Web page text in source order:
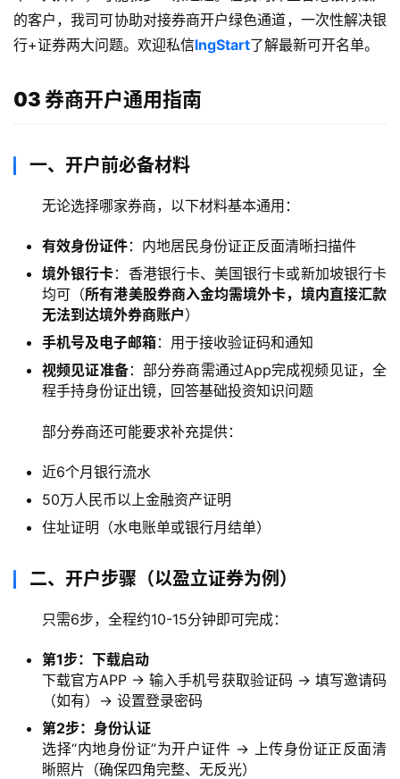
的客户，我司可协助对接券商开户绿色通道，一次性解决银
行+证券两大问题。欢迎私信lngStart了解最新可开名单。
03 券商开户通用指南
一、开户前必备材料
无论选择哪家券商，以下材料基本通用：
有效身份证件：内地居民身份证正反面清晰扫描件
境外银行卡：香港银行卡、美国银行卡或新加坡银行卡
均可（所有港美股券商入金均需境外卡，境内直接汇款
无法到达境外券商账户）
手机号及电子邮箱：用于接收验证码和通知
视频见证准备：部分券商需通过App完成视频见证，全
程手持身份证出镜，回答基础投资知识问题
部分券商还可能要求补充提供：
近6个月银行流水
50万人民币以上金融资产证明
住址证明（水电账单或银行月结单）
二、开户步骤（以盈立证券为例）
只需6步，全程约10-15分钟即可完成：
第1步：下载启动
下载官方APP → 输入手机号获取验证码 → 填写邀请码
（如有）→ 设置登录密码
第2步：身份认证
选择“内地身份证”为开户证件 → 上传身份证正反面清
晰照片（确保四角完整、无反光）